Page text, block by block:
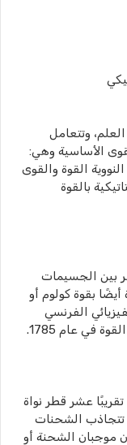
وتتعامل
الأساسية وهي:
القوة والقوى
بالقوة
بين الجسيمات
بقوة كولوم أو
الفرنسي
في عام 1785.
عشر قطر نواة
تتجاذب الشحنات
موجبان الشحنة أو